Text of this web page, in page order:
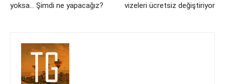
yoksa… Şimdi ne yapacağız?
vizeleri ücretsiz değiştiriyor